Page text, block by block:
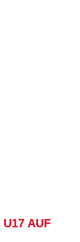
U17 AUF